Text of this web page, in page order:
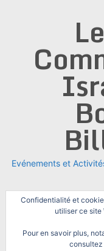
Evénements et
Confidentialité et
utiliser ce site
Pour en savoir plus,
consultez